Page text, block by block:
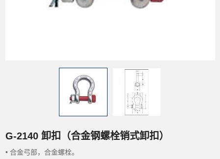
G-2140 卸扣（合金钢螺栓销式卸扣）
• 合金弓部，合金螺栓。